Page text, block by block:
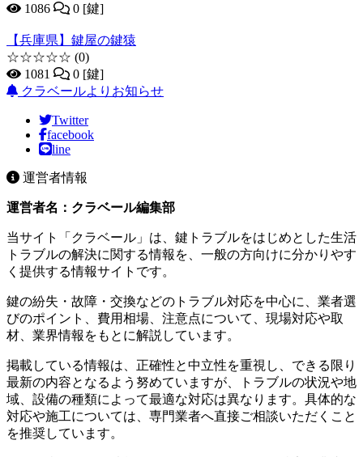
1086
0 [鍵]
【兵庫県】鍵屋の鍵猿
☆☆☆☆☆ (0)
1081
0 [鍵]
クラベールよりお知らせ
Twitter
facebook
line
運営者情報
運営者名：クラベール編集部
当サイト「クラベール」は、鍵トラブルをはじめとした生活
トラブルの解決に関する情報を、一般の方向けに分かりやす
く提供する情報サイトです。
鍵の紛失・故障・交換などのトラブル対応を中心に、業者選
びのポイント、費用相場、注意点について、現場対応や取
材、業界情報をもとに解説しています。
掲載している情報は、正確性と中立性を重視し、できる限り
最新の内容となるよう努めていますが、トラブルの状況や地
域、設備の種類によって最適な対応は異なります。具体的な
対応や施工については、専門業者へ直接ご相談いただくこと
を推奨しています。